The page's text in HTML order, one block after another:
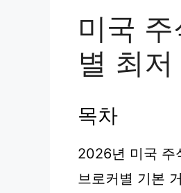
미국
별 최
목차
2026년 미국 주
브로커별 기본